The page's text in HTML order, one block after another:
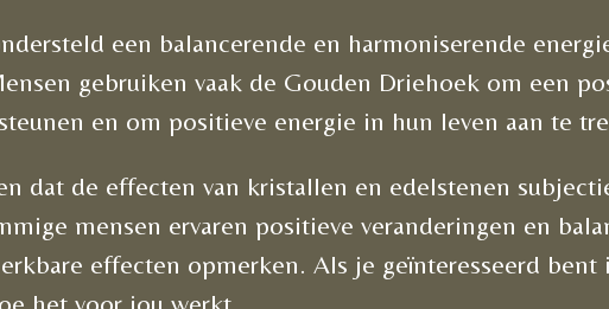
een balancerende en harmoniserende
gebruiken vaak de Gouden Driehoek om een
en om positieve energie in hun leven aan te
dat de effecten van kristallen en edelstenen
mensen ervaren positieve veranderingen en
effecten opmerken. Als je geïnteresseerd